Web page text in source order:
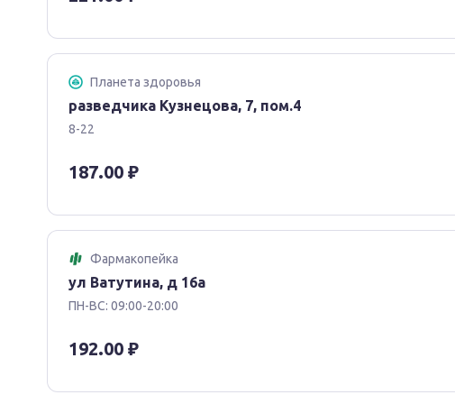
кумуляции.
Метаболизм и выведение
Индапамид выводится в форме неактивных
введенной дозы) и через кишечник (22 %). Период
среднем 18 часов).
При почечной недостаточности фармакокинетические
Индапамид ‒ гипотензивное лекарственное средство.
индольным кольцом и по фармакологическим свойствам
которые ингибируют реабсорбцию ионов натрия в
этом увеличивается выведение почками ионов натрия и
Результаты клинических исследований показали, что
в дозах, не оказывающих выраженного диуретического
часовой гипотензивный эффект.
Планета здоровья
разведчика Кузнецова, 7, пом.4
8-22
187.00 ₽
Фармакопейка
ул Ватутина, д 16а
ПН-ВС: 09:00-20:00
192.00 ₽